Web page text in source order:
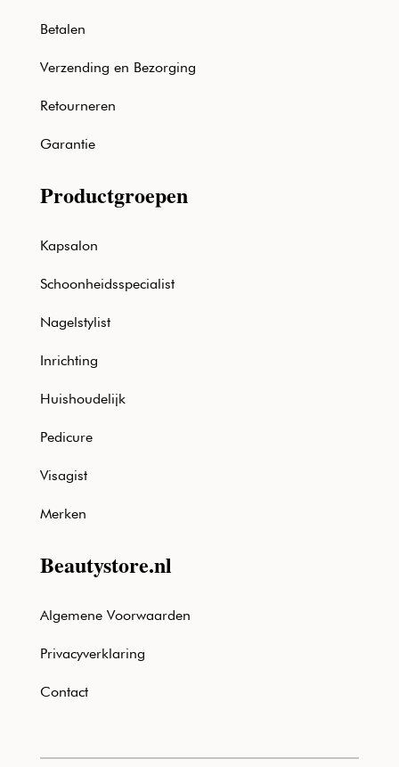
Betalen
Verzending en Bezorging
Retourneren
Garantie
Productgroepen
Kapsalon
Schoonheidsspecialist
Nagelstylist
Inrichting
Huishoudelijk
Pedicure
Visagist
Merken
Beautystore.nl
Algemene Voorwaarden
Privacyverklaring
Contact